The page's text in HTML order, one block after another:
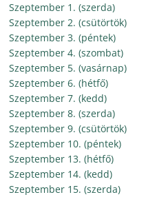
Szeptember 1. (szerda)
Szeptember 2. (csütörtök)
Szeptember 3. (péntek)
Szeptember 4. (szombat)
Szeptember 5. (vasárnap)
Szeptember 6. (hétfő)
Szeptember 7. (kedd)
Szeptember 8. (szerda)
Szeptember 9. (csütörtök)
Szeptember 10. (péntek)
Szeptember 13. (hétfő)
Szeptember 14. (kedd)
Szeptember 15. (szerda)